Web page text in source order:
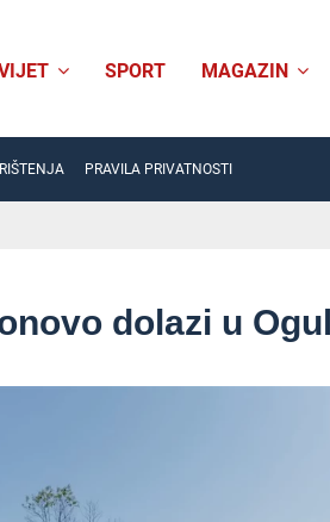
SPORT MAGAZIN
PRAVILA PRIVATNOSTI
dolazi u